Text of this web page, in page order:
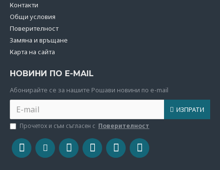
Контакти
Общи условия
Поверителност
Замяна и връщане
Карта на сайта
НОВИНИ ПО E-MAIL
Абoнирайте се за нашите Рошави новини по e-mail
ИЗПРАТИ
Прочетох и съм съгласен с Поверителност